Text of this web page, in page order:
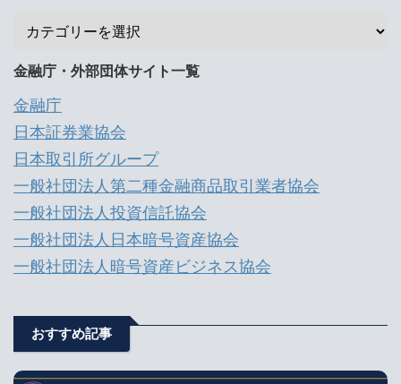
金融庁・外部団体サイト一覧
金融庁
日本証券業協会
日本取引所グループ
一般社団法人第二種金融商品取引業者協会
一般社団法人投資信託協会
一般社団法人日本暗号資産協会
一般社団法人暗号資産ビジネス協会
おすすめ記事